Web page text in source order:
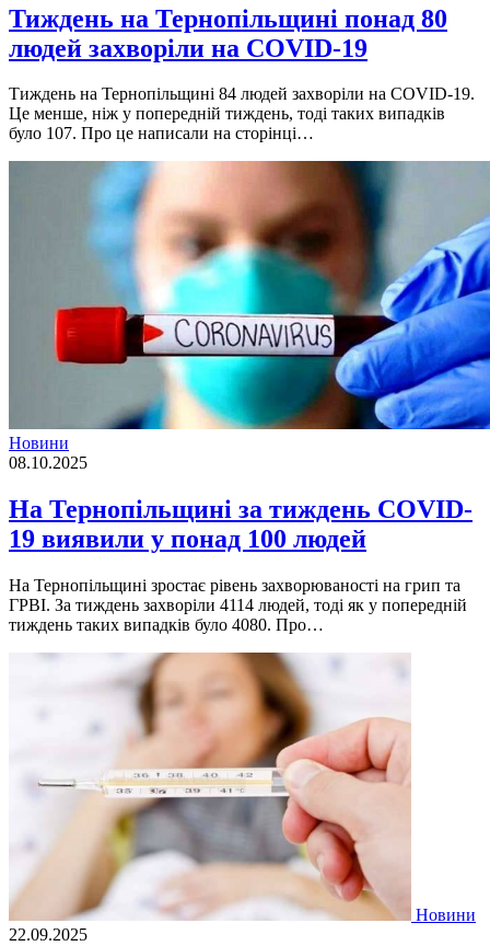
Тиждень на Тернопільщині понад 80
людей захворіли на COVID-19
Тиждень на Тернопільщині 84 людей захворіли на COVID-19.
Це менше, ніж у попередній тиждень, тоді таких випадків
було 107. Про це написали на сторінці…
Новини
08.10.2025
На Тернопільщині за тиждень COVID-
19 виявили у понад 100 людей
На Тернопільщині зростає рівень захворюваності на грип та
ГРВІ. За тиждень захворіли 4114 людей, тоді як у попередній
тиждень таких випадків було 4080. Про…
Новини
22.09.2025